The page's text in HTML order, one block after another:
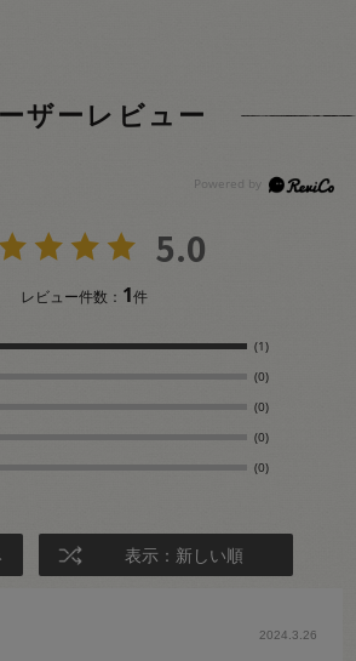
ザーレビュー
5.0
レビュー件数： 1件
(1)
(0)
(0)
(0)
(0)
表示：新しい順
2024.3.26